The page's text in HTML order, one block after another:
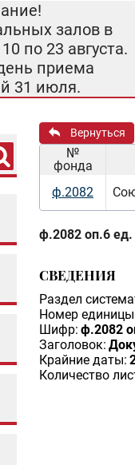
залов в
по 23 августа.
приема
31 июля.
Вернуться
№
фонда
ф.2082
ф.2082 оп.6 ед.
СВЕДЕНИЯ
Раздел
Номер единицы
Шифр: ф.2082
Заголовок:
Крайние даты:
Количество